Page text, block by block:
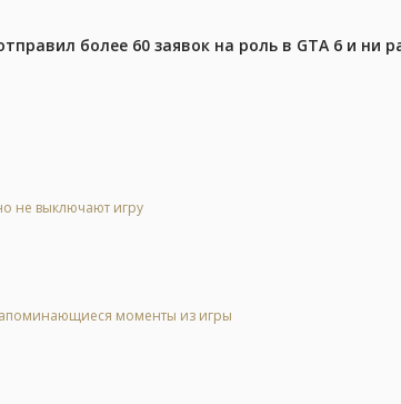
более 60 заявок на роль в GTA 6 и ни
не выключают игру
моменты из игры